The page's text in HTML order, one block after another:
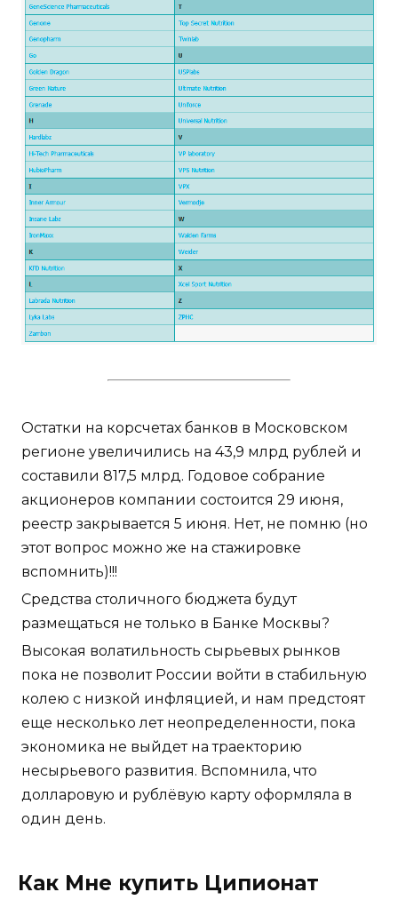
Остатки на корсчетах банков в Московском
регионе увеличились на 43,9 млрд рублей и
составили 817,5 млрд. Годовое собрание
акционеров компании состоится 29 июня,
реестр закрывается 5 июня. Нет, не помню (но
этот вопрос можно же на стажировке
вспомнить)!!!
Средства столичного бюджета будут
размещаться не только в Банке Москвы?
Высокая волатильность сырьевых рынков
пока не позволит России войти в стабильную
колею с низкой инфляцией, и нам предстоят
еще несколько лет неопределенности, пока
экономика не выйдет на траекторию
несырьевого развития. Вспомнила, что
долларовую и рублёвую карту оформляла в
один день.
Как Мне купить Ципионат